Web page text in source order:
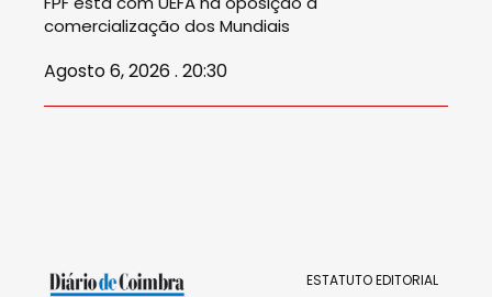
comercialização dos Mundiais
Agosto 6, 2026 . 20:30
ESTATUTO EDITORIAL